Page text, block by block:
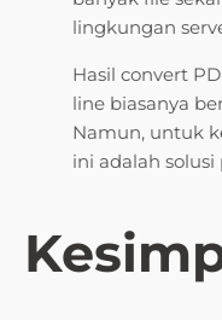
lingkungan
Hasil convert
line biasanya
Namun, untuk
ini adalah solusi